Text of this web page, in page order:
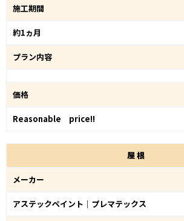
施工期間
約1ヵ月
プラン内容
価格
Reasonable price!!
屋根
メーカー
アステックペイント｜プレマテックス